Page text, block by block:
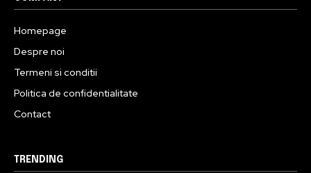
Homepage
Despre noi
Termeni si conditii
Politica de confidentialitate
Contact
TRENDING